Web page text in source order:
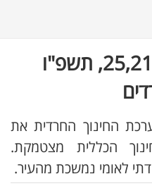
תשע"ז חינוך חרדי 25,214, תשפ"ו
החינוך החרדית את
הכללית מצטמקת.
לאומי נמשכת מהעיר.